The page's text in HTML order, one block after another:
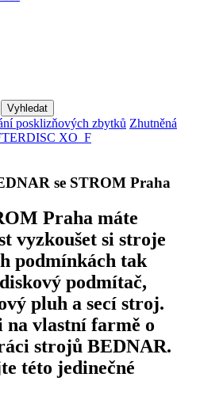
posklizňových zbytků Zhutněná
XO_F
se STROM Praha
Praha máte
vyzkoušet si stroje
podmínkách tak
podmítač,
pluh a secí stroj.
na vlastní farmě o
strojů BEDNAR.
této jedinečné